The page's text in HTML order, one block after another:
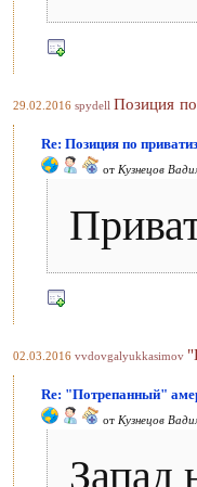
29.02.2016 spydell Позиция
Re: Позиция по
от Кузнецов
02.03.2016 vvdovgalyukkasimov
Re: "Потрепанный"
от Кузнецов
Запад